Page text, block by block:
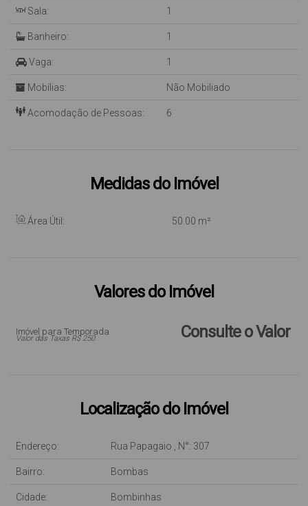
Sala: 1
Banheiro: 1
Vaga: 1
Mobílias: Não Mobiliado
Acomodação de Pessoas: 6
Medidas do Imóvel
Área Útil: 50.00 m²
Valores do Imóvel
Consulte o Valor
Imóvel para Temporada
Valor das Taxas R$ 250
Localização do Imóvel
Endereço: Rua Papagaio , N°: 307
Bairro: Bombas
Cidade: Bombinhas